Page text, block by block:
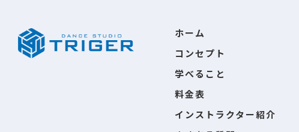
ホーム
コンセプト
学べること
料金表
インストラクター紹介